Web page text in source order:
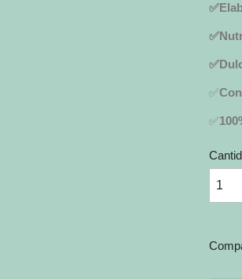
✅
✅